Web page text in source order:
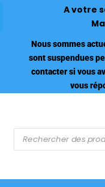
A votre
Nous sommes
sont suspendues
contacter si vous
vous
Recherche
de
produits